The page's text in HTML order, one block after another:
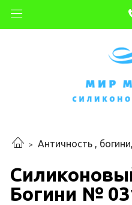
Античность ,
Богини №